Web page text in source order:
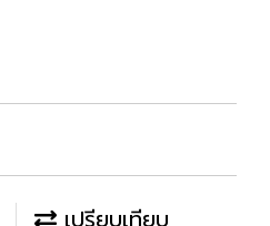
เปรียบเทียบ